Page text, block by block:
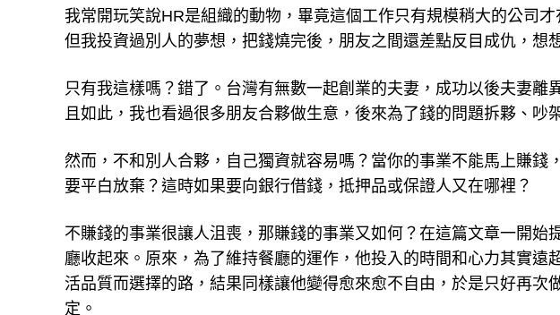
我常開玩笑說HR是組織的動物，畢竟這個工作只有規模稍大的公司
但我投資過別人的夢想，把錢燒完後，朋友之間還差點反目成仇，想
只有我這樣嗎？錯了。台灣有無數一起創業的夫妻，成功以後夫妻離
且如此，我也看過很多朋友合夥做生意，後來為了錢的問題拆夥、吵
然而，不和別人合夥，自己獨資就容易嗎？當你的事業不能馬上賺錢
要平白放棄？這時如果要向銀行借錢，抵押品或保證人又在哪裡？
不賺錢的事業很讓人沮喪，那賺錢的事業又如何？在這篇文章一開始
廳收起來。原來，為了維持餐廳的運作，他投入的時間和心力其實遠
活品質而選擇的路，結果同樣讓他變得愈來愈不自由，於是只好再次
定。